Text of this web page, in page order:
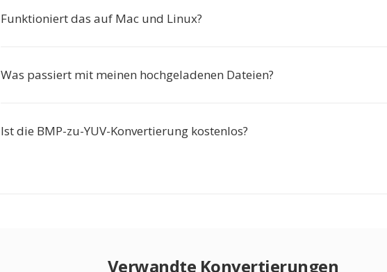
Funktioniert das auf Mac und Linux?
Was passiert mit meinen hochgeladenen Dateien?
Ist die BMP-zu-YUV-Konvertierung kostenlos?
Verwandte Konvertierungen